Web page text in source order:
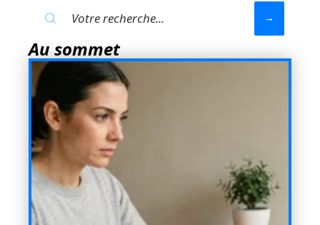
Au sommet